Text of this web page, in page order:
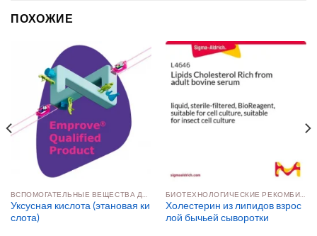
ПОХОЖИЕ
Уксусная кислота (этановая ки
слота)
Холестерин из липидов взрос
лой бычьей сыворотки